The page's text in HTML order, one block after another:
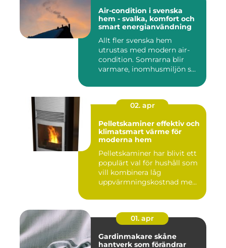
Air-condition i svenska
hem - svalka, komfort och
smart energianvändning
Allt fler svenska hem
utrustas med modern air-
condition. Somrarna blir
varmare, inomhusmiljön s...
02. apr
Pelletskaminer effektiv och
klimatsmart värme för
moderna hem
Pelletskaminer har blivit ett
populärt val för hushåll som
vill kombinera låg
uppvärmningskostnad me...
01. apr
Gardinmakare skåne
hantverk som förändrar